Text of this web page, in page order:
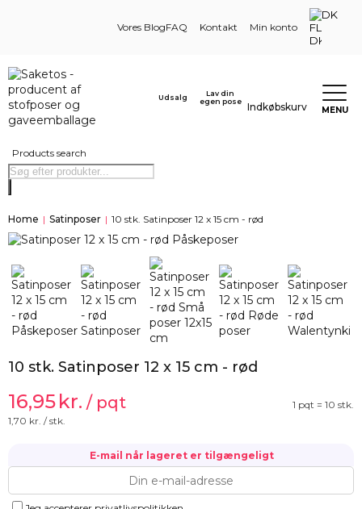
Vores BlogFAQ Kontakt Min konto
DK
Products search
Udsalg
Lav din
egen pose
Indkøbskurv MENU
Home | Satinposer | 10 stk. Satinposer 12 x 15 cm - rød
10 stk. Satinposer 12 x 15 cm - rød
16,95kr. / pqt
1 pqt = 10 stk.
1,70 kr. / stk.
E-mail når lageret er tilgængeligt